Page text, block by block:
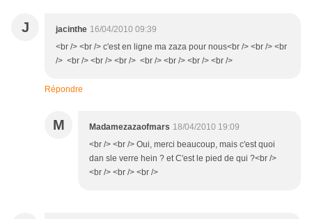
J jacinthe 16/04/2010 09:39
<br /> <br /> c'est en ligne ma zaza pour nous<br /> <br /> <br
/> <br /> <br /> <br /> <br /> <br /> <br /> <br />
Répondre
M Madamezazaofmars 18/04/2010 19:09
<br /> <br /> Oui, merci beaucoup, mais c'est quoi
dan sle verre hein ? et C'est le pied de qui ?<br />
<br /> <br /> <br />